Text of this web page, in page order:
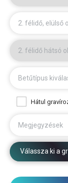
2. félidő, elülső
2. félidő hátsó
Betűtípus
Hátul
Megjegyzések
Válassza ki a